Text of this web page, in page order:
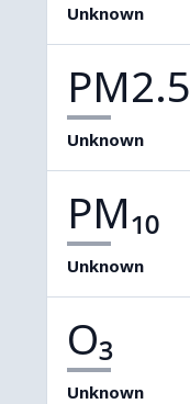
Unknown
PM2.5
Unknown
PM₁₀
Unknown
O₃
Unknown